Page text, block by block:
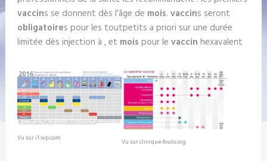
vaccins se donnent dès l'âge de mois. vaccins seront
obligatoires pour les toutpetits a priori sur une durée
limitée dès injection à , et mois pour le vaccin hexavalent
Vu sur i1.wp.com Vu sur clinique-foulo.org